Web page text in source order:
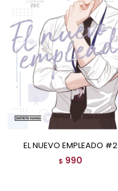
EL NUEVO EMPLEADO #2
$ 990